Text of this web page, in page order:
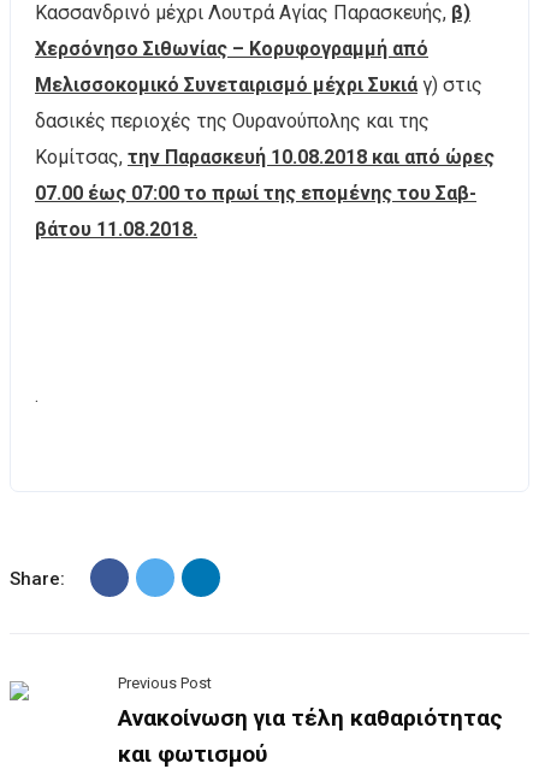
Κασσανδρινό μέχρι Λουτρά Αγίας Παρασκευής, β)
Χερσόνησο Σιθωνίας – Κορυφογραμμή από
Μελισσοκομικό Συνεταιρισμό μέχρι Συκιάγ) στις
δασικές περιοχές της Ουρανούπολης και της
Κομίτσας, την Παρασκευή 10.08.2018 και από ώρες
07.00 έως 07:00 το πρωί της επομένης του Σαβ-
βάτου 11.08.2018.
.
Share:
Previous Post
Ανακοίνωση για τέλη καθαριότητας
και φωτισμού